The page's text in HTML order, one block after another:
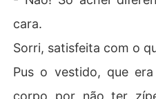
cara.
Sorri, satisfeita com o
Pus o vestido, que
corpo por não ter